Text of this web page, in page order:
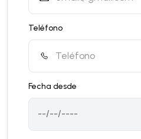
Teléfono
Fecha desde